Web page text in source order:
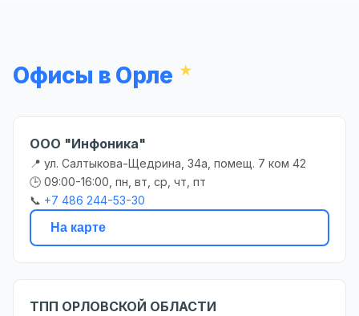
Офисы в Орле
ООО "Инфоника"
📍 ул. Салтыкова-Щедрина, 34а, помещ. 7 ком 42
🕒 09:00-16:00, пн, вт, ср, чт, пт
📞 +7 486 244-53-30
На карте
ТПП ОРЛОВСКОЙ ОБЛАСТИ